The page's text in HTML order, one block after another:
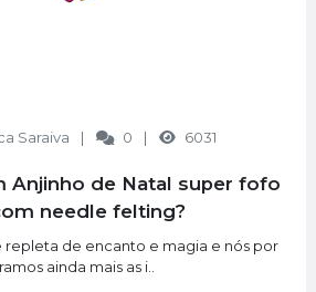
Saraiva 0 6031
needle felting?
repleta de encanto e magia e nós por
ainda mais as i..